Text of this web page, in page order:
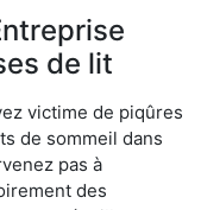
de lit
victime de piqûres
de sommeil dans
pas à
des